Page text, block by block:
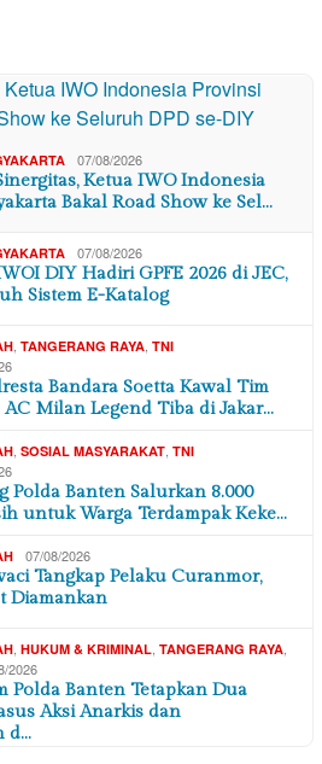
07/08/2026
Ketua IWO Indonesia
Bakal Road Show ke Sel…
07/08/2026
DIY Hadiri GPFE 2026 di JEC,
Sistem E-Katalog
TANGERANG RAYA TNI
Bandara Soetta Kawal Tim
Milan Legend Tiba di Jakar…
SOSIAL MASYARAKAT TNI
Polda Banten Salurkan 8.000
untuk Warga Terdampak Keke…
07/08/2026
Tangkap Pelaku Curanmor,
Diamankan
HUKUM & KRIMINAL TANGERANG RAYA
2026
Polda Banten Tetapkan Dua
Aksi Anarkis dan
d…